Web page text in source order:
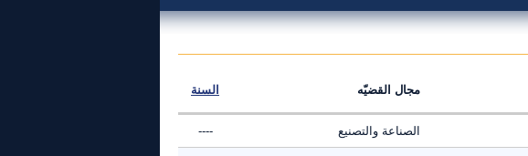
مجال القضيّه السنة
الصناعة والتصنيع ----